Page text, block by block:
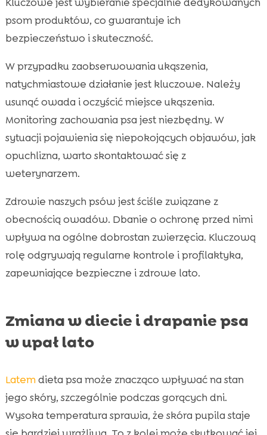
psom produktów, co gwarantuje ich
bezpieczeństwo i skuteczność.
W przypadku zaobserwowania ukąszenia,
natychmiastowe działanie jest kluczowe. Należy
usunąć owada i oczyścić miejsce ukąszenia.
Monitoring zachowania psa jest niezbędny. W
sytuacji pojawienia się niepokojących objawów, jak
opuchlizna, warto skontaktować się z
weterynarzem.
Zdrowie naszych psów jest ściśle związane z
obecnością owadów. Dbanie o ochronę przed nimi
wpływa na ogólne dobrostan zwierzęcia. Kluczową
rolę odgrywają regularne kontrole i profilaktyka,
zapewniające bezpieczne i zdrowe lato.
Zmiana w diecie i drapanie psa
w upał lato
Latem dieta psa może znacząco wpływać na stan
jego skóry, szczególnie podczas gorących dni.
Wysoka temperatura sprawia, że skóra pupila staje